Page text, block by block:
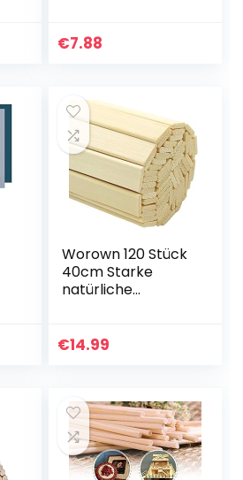
Bambusholz
Bastelbedarf (6
mm…
€7.88
Worown 120 Stück
40cm Starke
natürliche
Extra lange
€14.99